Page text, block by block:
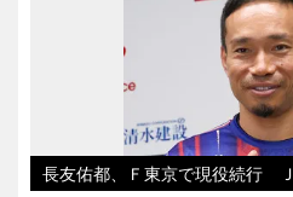
長友佑都、Ｆ東京で現役続行